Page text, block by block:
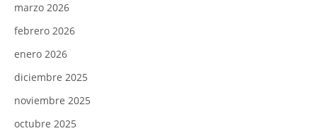
marzo 2026
febrero 2026
enero 2026
diciembre 2025
noviembre 2025
octubre 2025